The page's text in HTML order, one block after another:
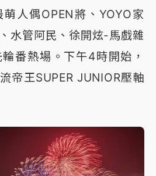
人偶OPEN將、YOYO家
水管阿民、徐開炫-馬戲雜
番熱場。下午4時開始，
帝王SUPER JUNIOR壓軸